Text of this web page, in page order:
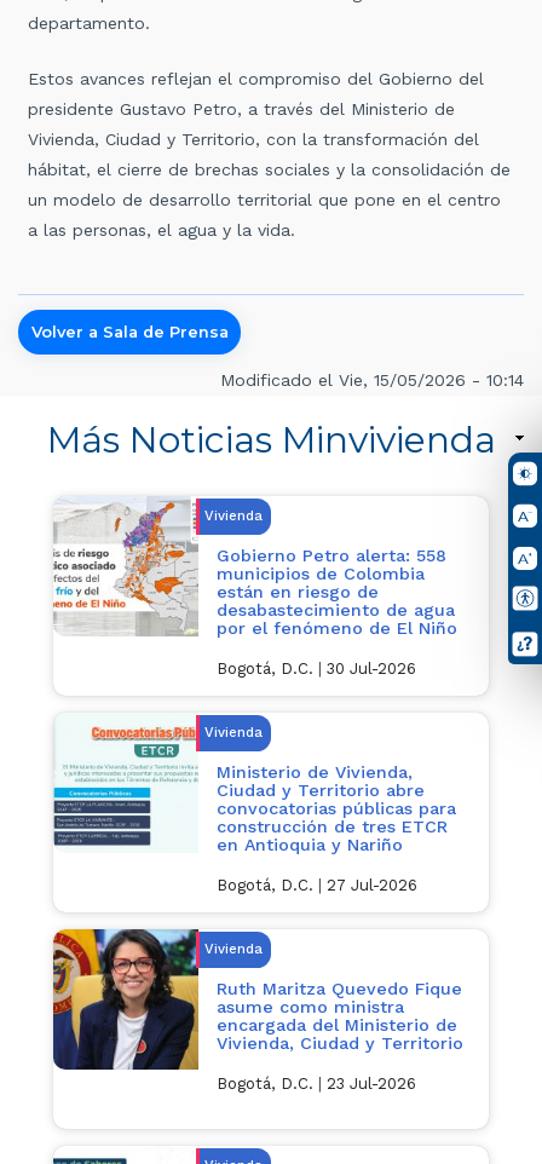
departamento.
Estos avances reflejan el compromiso del Gobierno del
presidente Gustavo Petro, a través del Ministerio de
Vivienda, Ciudad y Territorio, con la transformación del
hábitat, el cierre de brechas sociales y la consolidación de
un modelo de desarrollo territorial que pone en el centro
a las personas, el agua y la vida.
Volver a Sala de Prensa
Modificado el Vie, 15/05/2026 - 10:14
Más Noticias Minvivienda
Vivienda
Gobierno Petro alerta: 558
municipios de Colombia
están en riesgo de
desabastecimiento de agua
por el fenómeno de El Niño
Bogotá, D.C. 30 Jul-2026
Vivienda
Ministerio de Vivienda,
Ciudad y Territorio abre
convocatorias públicas para
construcción de tres ETCR
en Antioquia y Nariño
Bogotá, D.C. 27 Jul-2026
Vivienda
Ruth Maritza Quevedo Fique
asume como ministra
encargada del Ministerio de
Vivienda, Ciudad y Territorio
Bogotá, D.C. 23 Jul-2026